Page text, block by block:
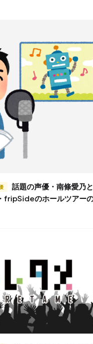
fripSideのホールツアーの